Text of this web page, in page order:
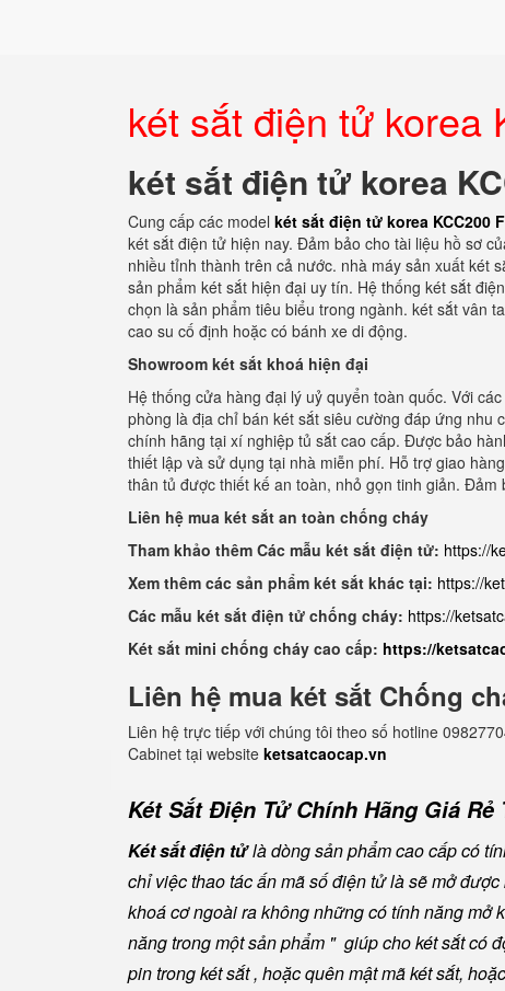
két sắt điện tử korea
két sắt điện tử korea
Cung cấp các model két sắt điện tử korea KCC200
két sắt điện tử hiện nay. Đảm bảo cho tài liệu hồ sơ
nhiều tỉnh thành trên cả nước. nhà máy sản xuất két
sản phẩm két sắt hiện đại uy tín. Hệ thống két sắt
chọn là sản phẩm tiêu biểu trong ngành. két sắt vân
cao su cố định hoặc có bánh xe di động.
Showroom két sắt khoá hiện đại
Hệ thống cửa hàng đại lý uỷ quyển toàn quốc. Với
phòng là địa chỉ bán két sắt siêu cường đáp ứng nhu
chính hãng tại xí nghiệp tủ sắt cao cấp. Được bảo
thiết lập và sử dụng tại nhà miễn phí. Hỗ trợ giao
thân tủ được thiết kế an toàn, nhỏ gọn tinh giản.
Liên hệ mua két sắt an toàn chống cháy
Tham khảo thêm Các mẫu két sắt điện tử: https://
Xem thêm các sản phẩm két sắt khác tại: https://
Các mẫu két sắt điện tử chống cháy: https://
Két sắt mini chống cháy cao cấp: https://
Liên hệ mua két sắt Chống
Liên hệ trực tiếp với chúng tôi theo số hotline
Cabinet tại website ketsatcaocap.vn
Két Sắt Điện Tử Chính Hãng Giá Rẻ
Két sắt điện tửlà dòng sản phẩm cao cấp có
chỉ việc thao tác ấn mã số điện tử là sẽ mở
khoá cơ ngoài ra không những có tính năng mở
năng trong một sản phẩm " giúp cho két sắt có
pin trong két sắt , hoặc quên mật mã két sắt,